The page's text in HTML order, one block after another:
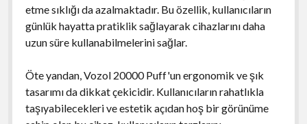
etme sıklığı da azalmaktadır. Bu özellik, kullanıcıların
günlük hayatta pratiklik sağlayarak cihazlarını daha
uzun süre kullanabilmelerini sağlar.
Öte yandan, Vozol 20000 Puff'un ergonomik ve şık
tasarımı da dikkat çekicidir. Kullanıcıların rahatlıkla
taşıyabilecekleri ve estetik açıdan hoş bir görünüme